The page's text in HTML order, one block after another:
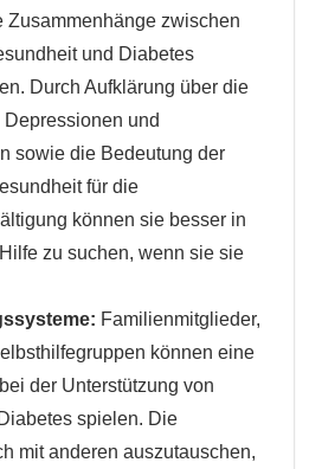
Zusammenhänge zwischen
und Diabetes
Durch Aufklärung über die
und
sowie die Bedeutung der
für die
können sie besser in
zu suchen, wenn sie sie
Familienmitglieder,
können eine
der Unterstützung von
spielen. Die
mit anderen auszutauschen,